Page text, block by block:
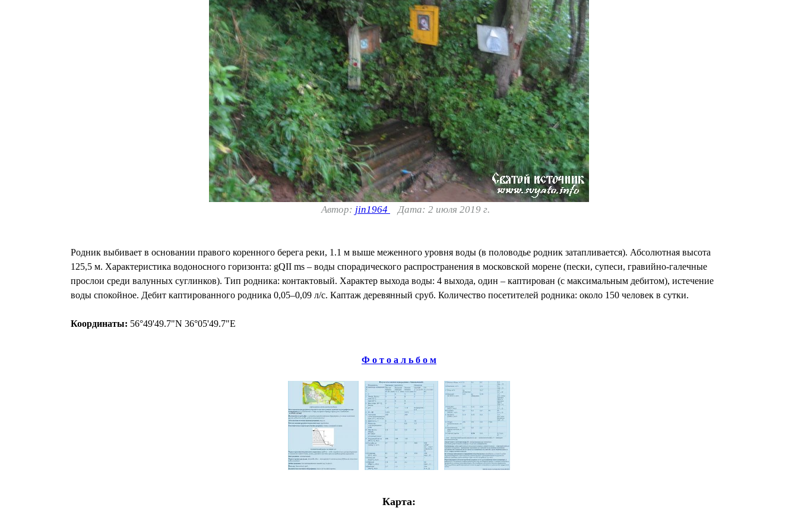
Автор: jin1964 Дата: 2 июля 2019 г.
Родник выбивает в основании правого коренного берега реки, 1.1 м выше меженного уровня воды (в половодье родник затапливается). Абсолютная высота
125,5 м. Характеристика водоносного горизонта: gQII ms – воды спорадического распространения в московской морене (пески, супеси, гравийно-галечные
прослои среди валунных суглинков). Тип родника: контактовый. Характер выхода воды: 4 выхода, один – каптирован (с максимальным дебитом), истечение
воды спокойное. Дебит каптированного родника 0,05–0,09 л/с. Каптаж деревянный сруб. Количество посетителей родника: около 150 человек в сутки.
Координаты: 56°49'49.7"N 36°05'49.7"E
Ф о т о а л ь б о м
Карта: